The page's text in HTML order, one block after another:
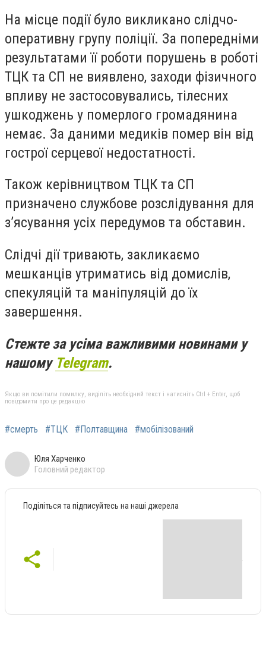
На місце події було викликано слідчо-
оперативну групу поліції. За попередніми
результатами її роботи порушень в роботі
ТЦК та СП не виявлено, заходи фізичного
впливу не застосовувались, тілесних
ушкоджень у померлого громадянина
немає. За даними медиків помер він від
гострої серцевої недостатності.
Також керівництвом ТЦК та СП
призначено службове розслідування для
з’ясування усіх передумов та обставин.
Слідчі дії тривають, закликаємо
мешканців утриматись від домислів,
спекуляцій та маніпуляцій до їх
завершення.
Стежте за усіма важливими новинами у
нашому Telegram.
Якщо ви помітили помилку, виділіть необхідний текст і натисніть Ctrl + Enter, щоб
повідомити про це редакцію
#смерть #ТЦК #Полтавщина #мобілізований
Юля Харченко
Головний редактор
Поділіться та підписуйтесь на наші джерела